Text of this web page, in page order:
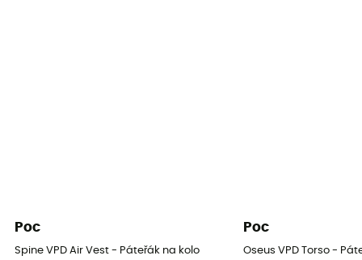
Poc
Spine VPD Air Vest - Páteřák na kolo
Poc
Oseus VPD Torso -